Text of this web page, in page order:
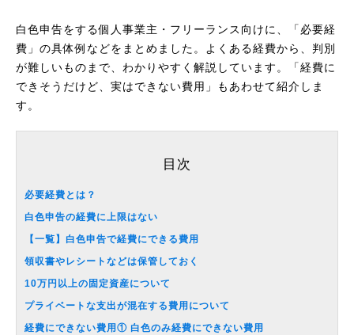
白色申告をする個人事業主・フリーランス向けに、「必要経
費」の具体例などをまとめました。よくある経費から、判別
が難しいものまで、わかりやすく解説しています。「経費に
できそうだけど、実はできない費用」もあわせて紹介しま
す。
目次
必要経費とは？
白色申告の経費に上限はない
【一覧】白色申告で経費にできる費用
領収書やレシートなどは保管しておく
10万円以上の固定資産について
プライベートな支出が混在する費用について
経費にできない費用① 白色のみ経費にできない費用